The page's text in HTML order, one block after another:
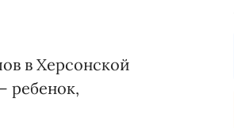
в Херсонской
ребенок,